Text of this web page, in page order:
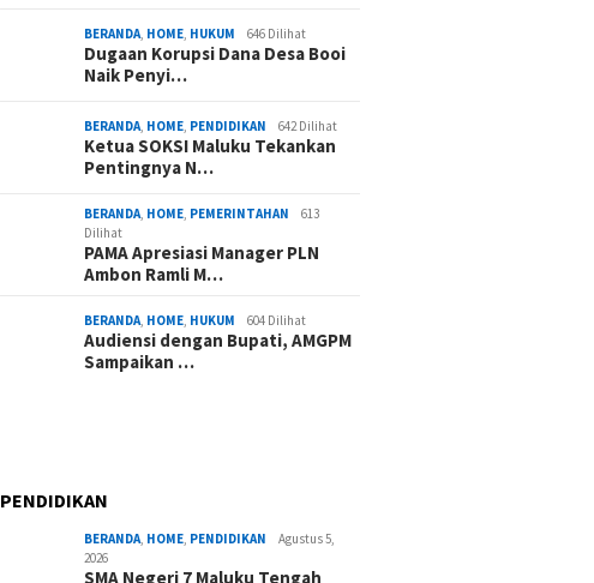
BERANDA, HOME, HUKUM 646 Dilihat
Dugaan Korupsi Dana Desa Booi
Naik Penyi…
BERANDA, HOME, PENDIDIKAN 642 Dilihat
Ketua SOKSI Maluku Tekankan
Pentingnya N…
BERANDA, HOME, PEMERINTAHAN
613
Dilihat
PAMA Apresiasi Manager PLN
Ambon Ramli M…
BERANDA, HOME, HUKUM 604 Dilihat
Audiensi dengan Bupati, AMGPM
Sampaikan …
PENDIDIKAN
BERANDA, HOME, PENDIDIKAN
Agustus 5,
2026
SMA Negeri 7 Maluku Tengah